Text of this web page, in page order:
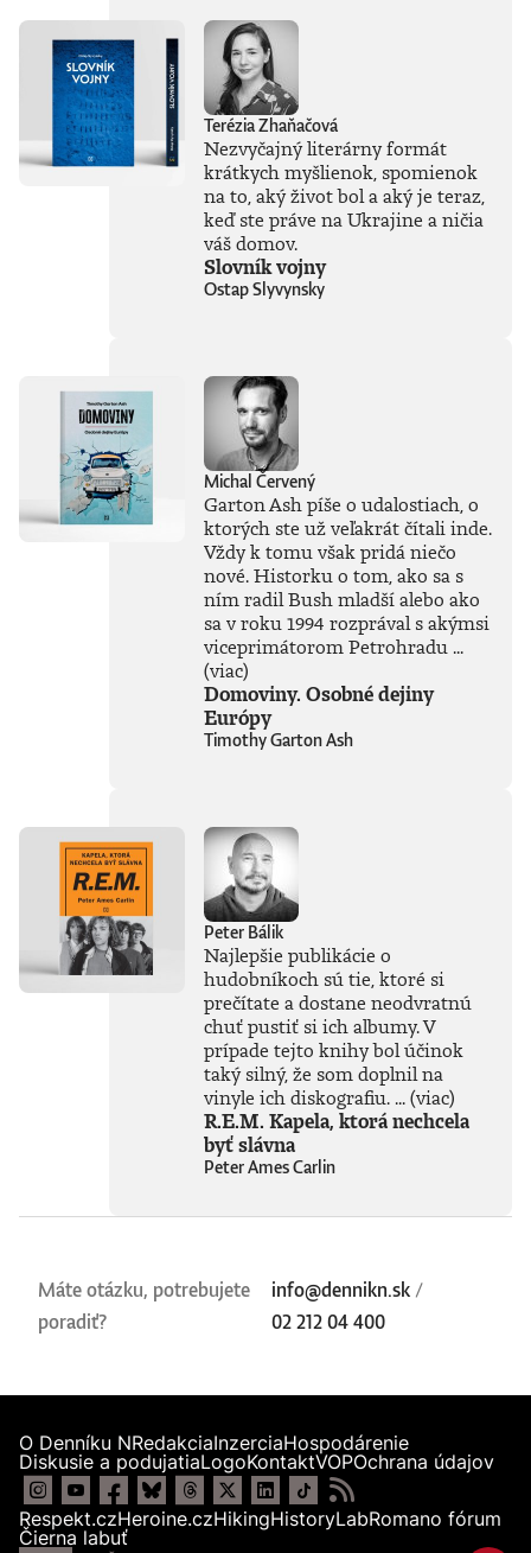
Terézia Zhaňačová
Nezvyčajný literárny formát
krátkych myšlienok, spomienok
na to, aký život bol a aký je teraz,
keď ste práve na Ukrajine a ničia
váš domov.
Slovník vojny
Ostap Slyvynsky
Michal Červený
Garton Ash píše o udalostiach, o
ktorých ste už veľakrát čítali inde.
Vždy k tomu však pridá niečo
nové. Historku o tom, ako sa s
ním radil Bush mladší alebo ako
sa v roku 1994 rozprával s akýmsi
viceprimátorom Petrohradu ...
(viac)
Domoviny. Osobné dejiny
Európy
Timothy Garton Ash
Peter Bálik
Najlepšie publikácie o
hudobníkoch sú tie, ktoré si
prečítate a dostane neodvratnú
chuť pustiť si ich albumy. V
prípade tejto knihy bol účinok
taký silný, že som doplnil na
vinyle ich diskografiu. ...(viac)
R.E.M. Kapela, ktorá nechcela
byť slávna
Peter Ames Carlin
Máte otázku, potrebujete
poradiť?
info@dennikn.sk /
02 212 04 400
O Denníku NRedakciaInzerciaHospodárenie
Diskusie a podujatiaLogoKontaktVOPOchrana údajov
Respekt.czHeroine.czHikingHistoryLabRomano fórum
Čierna labuť